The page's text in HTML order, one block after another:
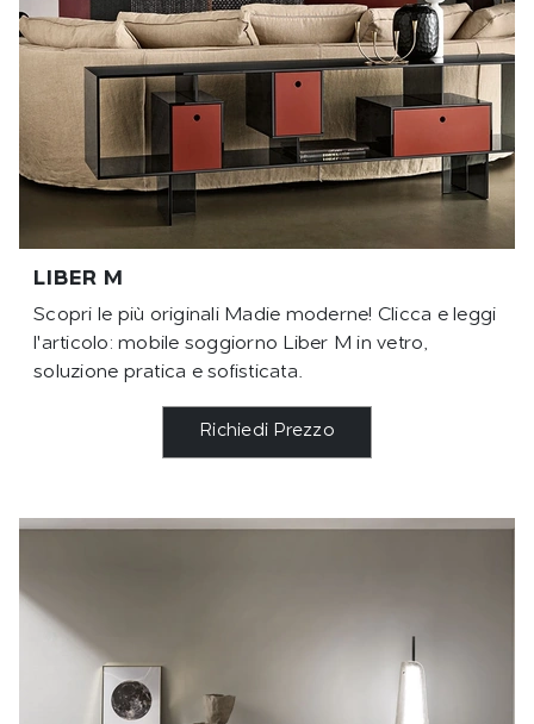
LIBER M
Scopri le più originali Madie moderne! Clicca e leggi
l'articolo: mobile soggiorno Liber M in vetro,
soluzione pratica e sofisticata.
Richiedi Prezzo